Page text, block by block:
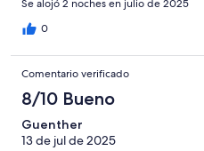
Se alojó 2 noches en julio de 2025
0
Comentario verificado
8/10 Bueno
Guenther
13 de jul de 2025